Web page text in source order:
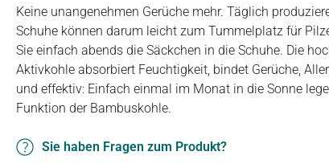
Keine unangenehmen Gerüche mehr. Täglich
Schuhe können darum leicht zum Tummelplatz für
Sie einfach abends die Säckchen in die Schuhe. Die
Aktivkohle absorbiert Feuchtigkeit, bindet Gerüche,
und effektiv: Einfach einmal im Monat in die Sonne
Funktion der Bambuskohle.
Sie haben Fragen zum Produkt?